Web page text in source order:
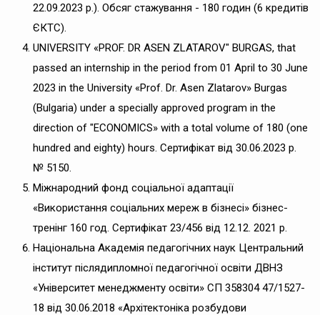
22.09.2023 р.). Обсяг стажування - 180 годин (6 кредитів
ЄКТС).
UNIVERSITY «PROF. DR ASEN ZLATAROV" BURGAS, that
passed an internship in the period from 01 April to 30 June
2023 in the University «Prof. Dr. Asen Zlatarov» Burgas
(Bulgaria) under a specially approved program in the
direction of "ECONOMICS» with a total volume of 180 (one
hundred and eighty) hours. Сертифікат від 30.06.2023 р.
№ 5150.
Міжнародний фонд соціальної адаптації
«Використання соціальних мереж в бізнесі» бізнес-
тренінг 160 год. Сертифікат 23/456 від 12.12. 2021 р.
Національна Академія педагогічних наук Центральний
інститут післядипломної педагогічної освіти ДВНЗ
«Університет менеджменту освіти» СП 358304 47/1527-
18 від 30.06.2018 «Архітектоніка розбудови